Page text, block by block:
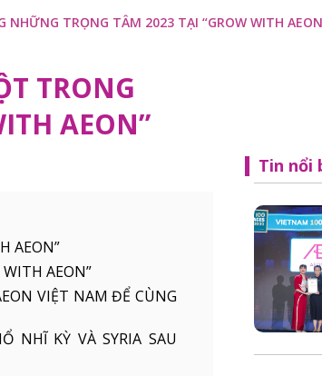
NHỮNG TRỌNG TÂM 2023 TẠI “GROW WITH
TRONG
AEON”
AEON”
AEON”
VIỆT NAM ĐỂ CÙNG
NHĨ KỲ VÀ SYRIA SAU
Tin nổi